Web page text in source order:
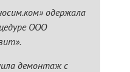
одержала
ООО
демонтаж с